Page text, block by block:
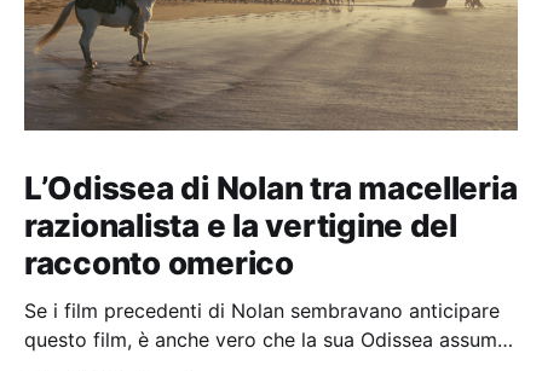
L’Odissea di Nolan tra macelleria
razionalista e la vertigine del
racconto omerico
Se i film precedenti di Nolan sembravano anticipare
questo film, è anche vero che la sua Odissea assume